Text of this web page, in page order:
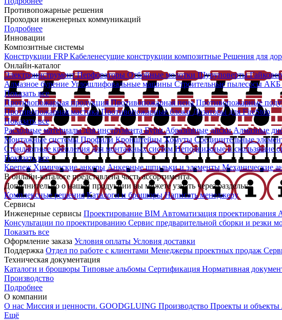
Противопожарные решения
Проходки инженерных коммуникаций
Подробнее
Инновации
Композитные системы
Конструкции FRPКабеленесущие конструкции композитные Решения для
Онлайн-каталог
ЭлектроинструментПерфораторы Отбойные молотки Шуруповерты
Алмазное бурение Углошлифовальные машины Строительные пылесосы АКБ
Показать все
Противопожарная продукция Противопожарная пенаПротивопожарные
Противопожарная мастикаПротивопожарные блоки Дозаторы для FireStop
Показать все
Расходные материалы для инструментаБурыАбразивные дискиАлмазные
Монтажные системы Профили КронштейныХомуты Соединительные
Стандартные крепления для монтажных систем Неподвижные и скользящие
Показать все
КрепежХимические анкеры Анкерные шпильки и элементыМеханические
В онлайн-каталоге представлена часть ассортимента.
Дополнительно о нашей продукции вы можете узнать через разделы:
Комплексные решения Каталоги и брошюры Написать менеджеру
Сервисы
Инженерные сервисы Проектирование BIM Автоматизация проектирования
Консультации по проектированию Сервис предварительной сборки и резки
Показать все
Оформление заказа Условия оплаты Условия доставки
Поддержка Отдел по работе с клиентами Менеджеры проектных продаж
Техническая документация
Каталоги и брошюры Типовые альбомы Сертификация Нормативная
Производство
Подробнее
О компании
О нас Миссия и ценности. GOODGLUING Производство Проекты и объекты
Ещё